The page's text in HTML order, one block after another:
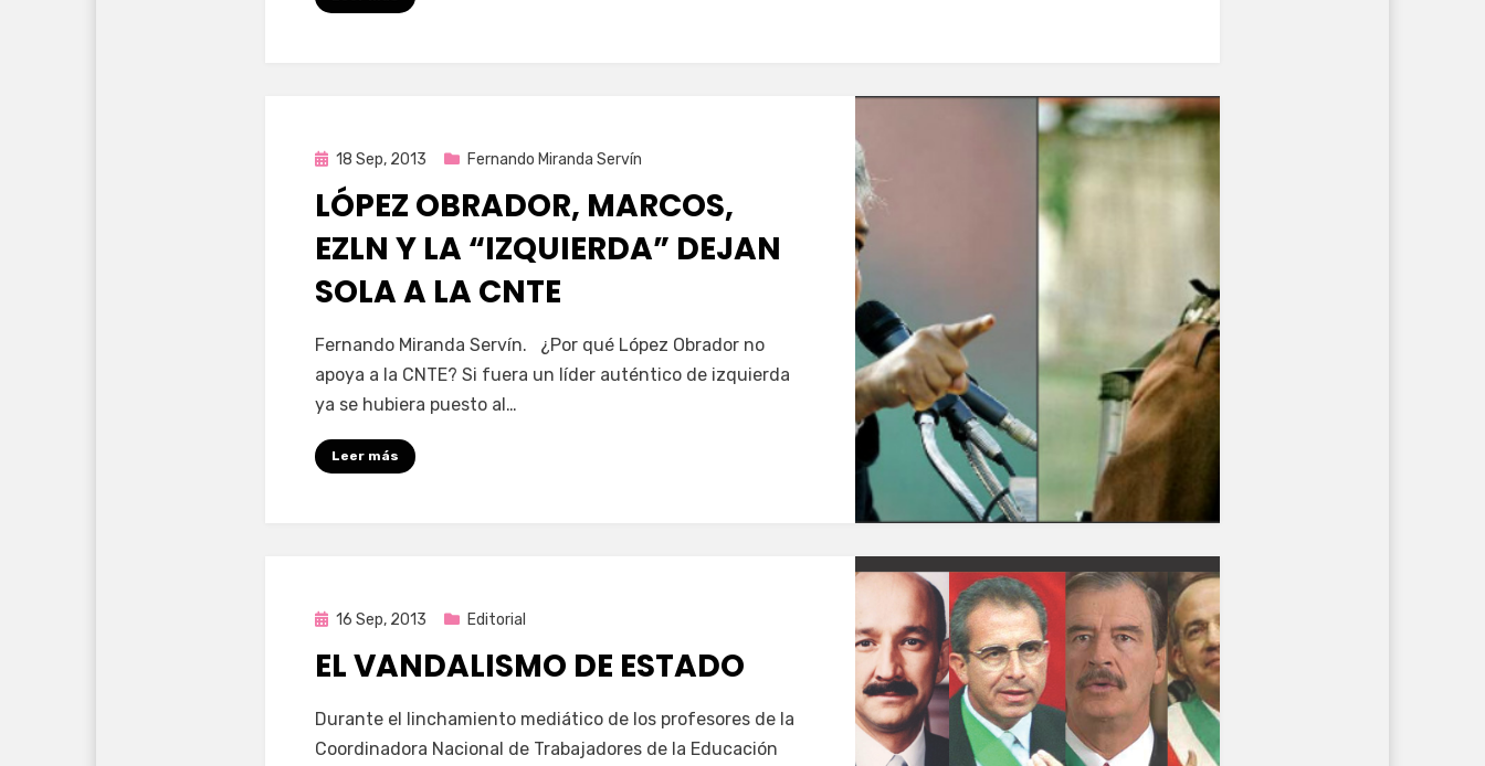
Publicada
18 Sep, 2013 Fernando Miranda Servín
LÓPEZ OBRADOR, MARCOS,
EZLN Y LA “IZQUIERDA” DEJAN
SOLA A LA CNTE
porEnrique
Fernando Miranda Servín. ¿Por qué López Obrador no
apoya a la CNTE? Si fuera un líder auténtico de izquierda
ya se hubiera puesto al…
Leer más
Publicada
16 Sep, 2013 Editorial
EL VANDALISMO DE ESTADO
porEnrique
Durante el linchamiento mediático de los profesores de la
Coordinadora Nacional de Trabajadores de la Educación